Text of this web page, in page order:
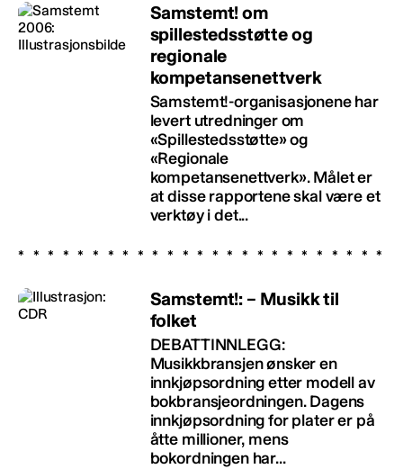
Samstemt! om
spillestedsstøtte og
regionale
kompetansenettverk
Samstemt!-organisasjonene har
levert utredninger om
«Spillestedsstøtte» og
«Regionale
kompetansenettverk». Målet er
at disse rapportene skal være et
verktøy i det...
Samstemt!: – Musikk til
folket
DEBATTINNLEGG:
Musikkbransjen ønsker en
innkjøpsordning etter modell av
bokbransjeordningen. Dagens
innkjøpsordning for plater er på
åtte millioner, mens
bokordningen har...